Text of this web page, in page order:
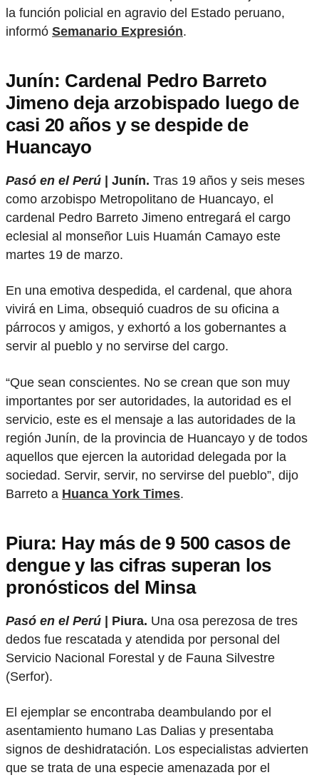
la función policial en agravio del Estado peruano,
informó Semanario Expresión.
Junín: Cardenal Pedro Barreto
Jimeno deja arzobispado luego de
casi 20 años y se despide de
Huancayo
Pasó en el Perú | Junín. Tras 19 años y seis meses
como arzobispo Metropolitano de Huancayo, el
cardenal Pedro Barreto Jimeno entregará el cargo
eclesial al monseñor Luis Huamán Camayo este
martes 19 de marzo.
En una emotiva despedida, el cardenal, que ahora
vivirá en Lima, obsequió cuadros de su oficina a
párrocos y amigos, y exhortó a los gobernantes a
servir al pueblo y no servirse del cargo.
“Que sean conscientes. No se crean que son muy
importantes por ser autoridades, la autoridad es el
servicio, este es el mensaje a las autoridades de la
región Junín, de la provincia de Huancayo y de todos
aquellos que ejercen la autoridad delegada por la
sociedad. Servir, servir, no servirse del pueblo”, dijo
Barreto a Huanca York Times.
Piura: Hay más de 9 500 casos de
dengue y las cifras superan los
pronósticos del Minsa
Pasó en el Perú | Piura. Una osa perezosa de tres
dedos fue rescatada y atendida por personal del
Servicio Nacional Forestal y de Fauna Silvestre
(Serfor).
El ejemplar se encontraba deambulando por el
asentamiento humano Las Dalias y presentaba
signos de deshidratación. Los especialistas advierten
que se trata de una especie amenazada por el